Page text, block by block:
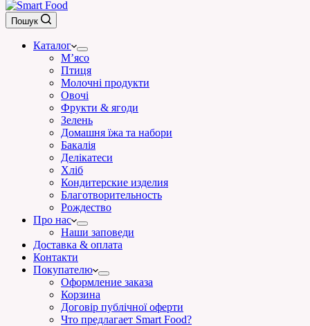
Пошук
Каталог
М’ясо
Птиця
Молочні продукти
Овочі
Фрукти & ягоди
Зелень
Домашня їжа та набори
Бакалія
Делікатеси
Хліб
Кондитерские изделия
Благотворительность
Рождество
Про нас
Наши заповеди
Доставка & оплата
Контакти
Покупателю
Оформление заказа
Корзина
Договір публічної оферти
Что предлагает Smart Food?